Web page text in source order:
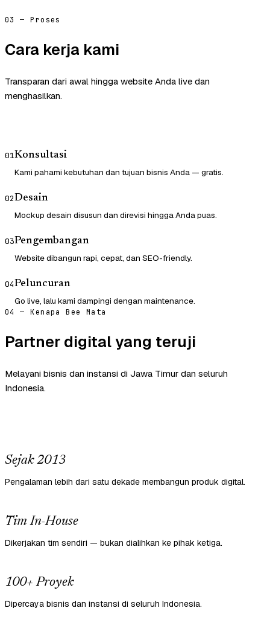
03 — Proses
Cara kerja kami
Transparan dari awal hingga website Anda live dan
menghasilkan.
01Konsultasi
Kami pahami kebutuhan dan tujuan bisnis Anda — gratis.
02Desain
Mockup desain disusun dan direvisi hingga Anda puas.
03Pengembangan
Website dibangun rapi, cepat, dan SEO-friendly.
04Peluncuran
Go live, lalu kami dampingi dengan maintenance.
04 — Kenapa Bee Mata
Partner digital yang teruji
Melayani bisnis dan instansi di Jawa Timur dan seluruh
Indonesia.
Sejak 2013
Pengalaman lebih dari satu dekade membangun produk digital.
Tim In-House
Dikerjakan tim sendiri — bukan dialihkan ke pihak ketiga.
100+ Proyek
Dipercaya bisnis dan instansi di seluruh Indonesia.